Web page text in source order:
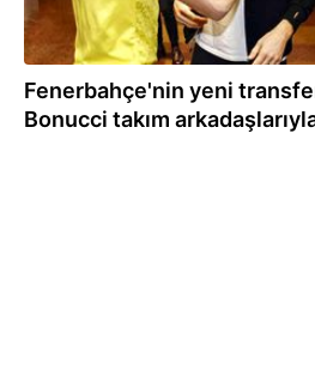
Fenerbahçe'nin yeni
Bonucci takım